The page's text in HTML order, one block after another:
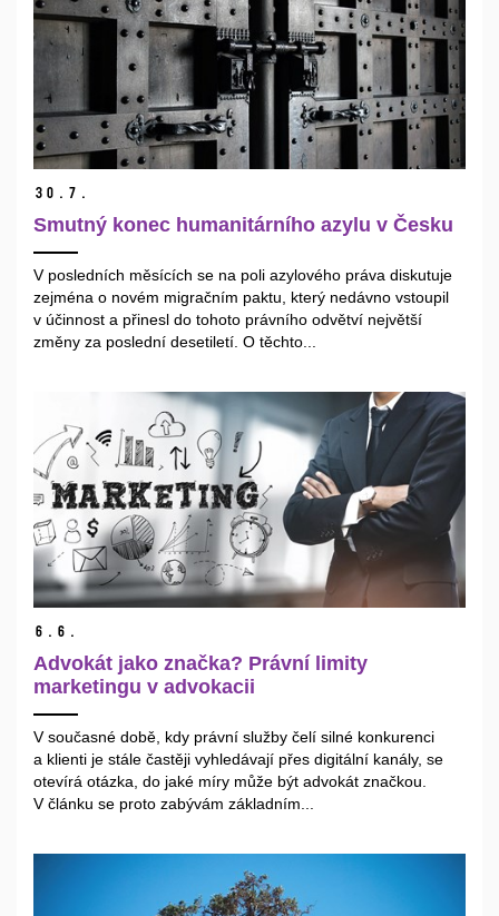
30. 7.
Smutný konec humanitárního azylu v Česku
V posledních měsících se na poli azylového práva diskutuje
zejména o novém migračním paktu, který nedávno vstoupil
v účinnost a přinesl do tohoto právního odvětví největší
změny za poslední desetiletí. O těchto...
6. 6.
Advokát jako značka? Právní limity
marketingu v advokacii
V současné době, kdy právní služby čelí silné konkurenci
a klienti je stále častěji vyhledávají přes digitální kanály, se
otevírá otázka, do jaké míry může být advokát značkou.
V článku se proto zabývám základním...